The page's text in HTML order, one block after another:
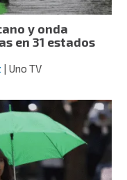
y onda
en 31 estados
| Uno TV